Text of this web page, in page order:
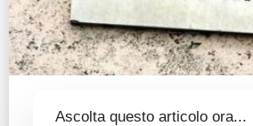
Guru Monitor
Stagionalità
Ascolta questo articolo ora...